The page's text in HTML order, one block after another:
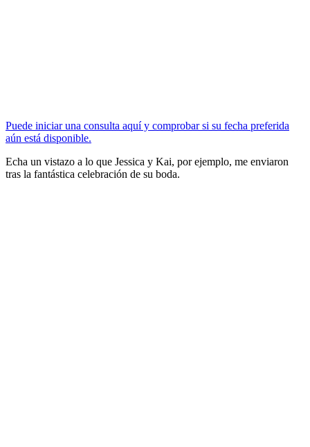
Puede iniciar una consulta aquí y comprobar si su fecha preferida
aún está disponible.
Echa un vistazo a lo que Jessica y Kai, por ejemplo, me enviaron
tras la fantástica celebración de su boda.